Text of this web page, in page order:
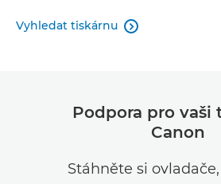
Vyhledat tiskárnu 
Podpora pro vaši
Canon
Stáhněte si